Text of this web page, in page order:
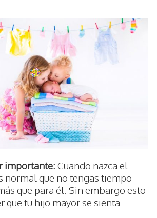
importante: Cuando nazca el
normal que no tengas tiempo
que para él. Sin embargo esto
que tu hijo mayor se sienta